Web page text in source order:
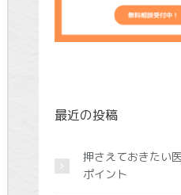
最近の投稿
押さえておきたい
ポイント